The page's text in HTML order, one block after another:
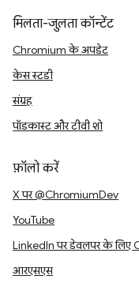
मिलता-जुलता कॉन्टेंट
Chromium के अपडेट
केस स्टडी
संग्रह
पॉडकास्ट और टीवी शो
फ़ॉलो करें
X पर @ChromiumDev
YouTube
LinkedIn पर डेवलपर के लिए
आरएसएस